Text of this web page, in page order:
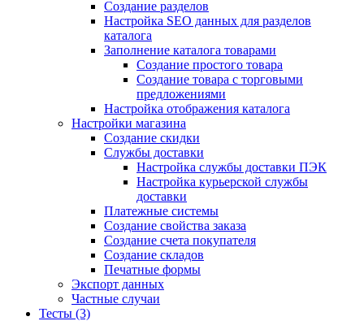
Создание разделов
Настройка SEO данных для разделов
каталога
Заполнение каталога товарами
Создание простого товара
Создание товара с торговыми
предложениями
Настройка отображения каталога
Настройки магазина
Создание скидки
Службы доставки
Настройка службы доставки ПЭК
Настройка курьерской службы
доставки
Платежные системы
Создание свойства заказа
Создание счета покупателя
Создание складов
Печатные формы
Экспорт данных
Частные случаи
Тесты (3)